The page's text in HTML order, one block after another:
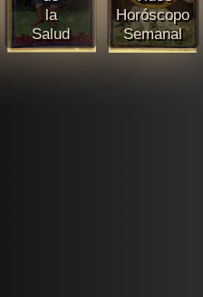
la
Salud
Horóscopo
Semanal